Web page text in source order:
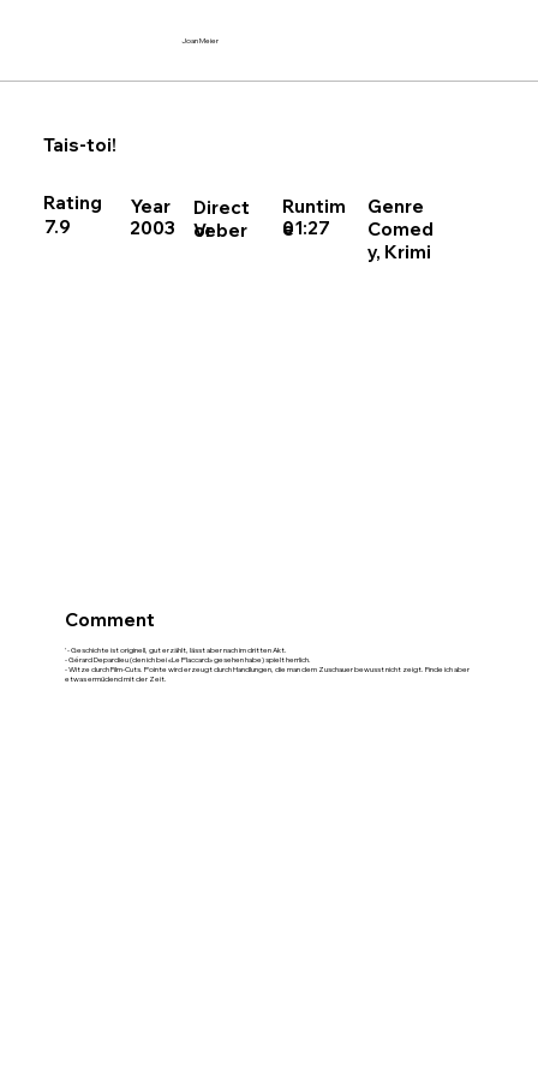
Joan Meier
Tais-toi!
Year
Direct
or
Runtim
e
Genre
2003
Veber 01:27
Comed
y, Krimi
Rating
7.9
Comment
'- Geschichte ist originell, gut erzählt, lässt aber nach im dritten Akt.
- Gérard Depardieu (den ich bei «Le Placcard» gesehen habe) spielt herrlich.
- Witze durch Film-Cuts. Pointe wird erzeugt durch Handlungen, die man dem Zuschauer bewusst nicht zeigt. Finde ich aber
etwas ermüdend mit der Zeit.